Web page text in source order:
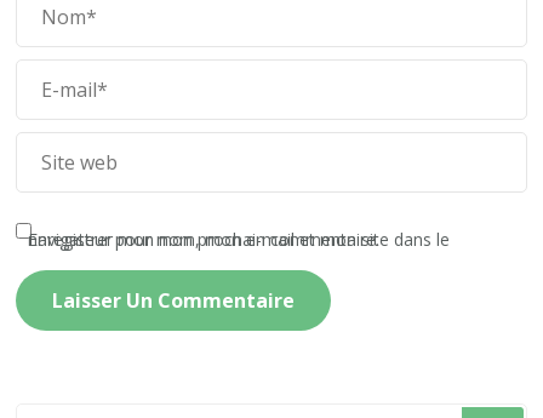
Enregistrer mon nom, mon e-mail et mon site dans le navigateur pour mon prochain commentaire.